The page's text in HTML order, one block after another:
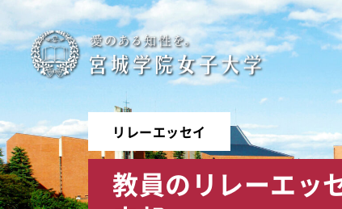
宮
城
学
院
リレーエッセイ
教員のリレーエッ